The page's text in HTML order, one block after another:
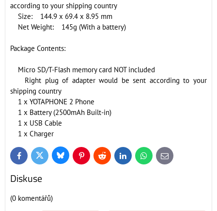
according to your shipping country
Size: 144.9 x 69.4 x 8.95 mm
Net Weight: 145g (With a battery)
Package Contents:
Micro SD/T-Flash memory card NOT included
Right plug of adapter would be sent according to your
shipping country
1 x YOTAPHONE 2 Phone
1 x Battery (2500mAh Built-in)
1 x USB Cable
1 x Charger
FacebookTwitter BlueskyPinterestReddit LinkedInWhatsApp
E-
mail
Diskuse
(0 komentářů)